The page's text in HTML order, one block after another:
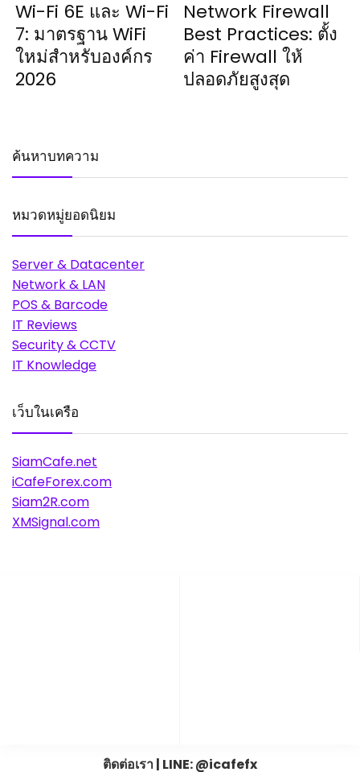
Wi-Fi 6E และ Wi-Fi
7: มาตรฐาน WiFi
ใหม่สำหรับองค์กร
2026
Network Firewall
Best Practices: ตั้ง
ค่า Firewall ให้
ปลอดภัยสูงสุด
ค้นหาบทความ
หมวดหมู่ยอดนิยม
Server & Datacenter
Network & LAN
POS & Barcode
IT Reviews
Security & CCTV
IT Knowledge
เว็บในเครือ
SiamCafe.net
iCafeForex.com
Siam2R.com
XMSignal.com
ติดต่อเรา | LINE: @icafefx